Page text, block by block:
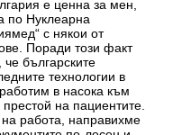
е ценна за мен,
по Нуклеарна
с някои от
Поради този факт
българските
технологии в
в насока към
на пациентите.
работа, направихме